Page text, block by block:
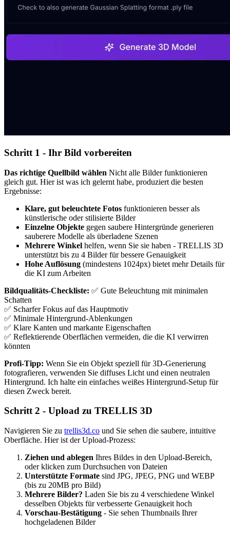
Schritt 1 - Ihr Bild vorbereiten
Das richtige Quellbild wählen Nicht alle Bilder funktionieren
gleich gut. Hier ist was ich gelernt habe, produziert die besten
Ergebnisse:
Klare, gut beleuchtete Fotos funktionieren besser als
künstlerische oder stilisierte Bilder
Einzelne Objekte gegen saubere Hintergründe generieren
sauberere Modelle als überladene Szenen
Mehrere Winkel helfen, wenn Sie sie haben - TRELLIS 3D
unterstützt bis zu 4 Bilder für bessere Genauigkeit
Hohe Auflösung (mindestens 1024px) bietet mehr Details für
die KI zum Arbeiten
Bildqualitäts-Checkliste: ✅ Gute Beleuchtung mit minimalen
Schatten
✅ Scharfer Fokus auf das Hauptmotiv
✅ Minimale Hintergrund-Ablenkungen
✅ Klare Kanten und markante Eigenschaften
✅ Reflektierende Oberflächen vermeiden, die die KI verwirren
könnten
Profi-Tipp: Wenn Sie ein Objekt speziell für 3D-Generierung
fotografieren, verwenden Sie diffuses Licht und einen neutralen
Hintergrund. Ich halte ein einfaches weißes Hintergrund-Setup für
diesen Zweck bereit.
Schritt 2 - Upload zu TRELLIS 3D
Navigieren Sie zu trellis3d.co und Sie sehen die saubere, intuitive
Oberfläche. Hier ist der Upload-Prozess:
Ziehen und ablegen Ihres Bildes in den Upload-Bereich,
oder klicken zum Durchsuchen von Dateien
Unterstützte Formate sind JPG, JPEG, PNG und WEBP
(bis zu 20MB pro Bild)
Mehrere Bilder? Laden Sie bis zu 4 verschiedene Winkel
desselben Objekts für verbesserte Genauigkeit hoch
Vorschau-Bestätigung - Sie sehen Thumbnails Ihrer
hochgeladenen Bilder